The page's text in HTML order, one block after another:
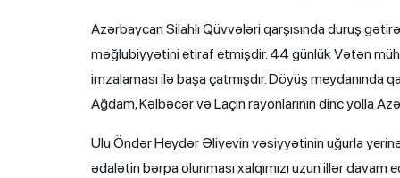
Azərbaycan Silahlı Qüvvələri qarşısında duruş
məğlubiyyətini etiraf etmişdir. 44 günlük Vətən
imzalaması ilə başa çatmışdır. Döyüş
Ağdam, Kəlbəcər və Laçın rayonlarının dinc yolla
Ulu Öndər Heydər Əliyevin vəsiyyətinin uğurla
ədalətin bərpa olunması xalqımızı uzun illər